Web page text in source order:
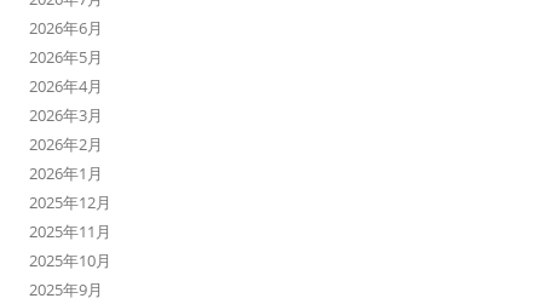
2026年6月
2026年5月
2026年4月
2026年3月
2026年2月
2026年1月
2025年12月
2025年11月
2025年10月
2025年9月